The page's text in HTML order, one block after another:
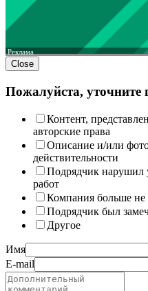
Реклама
Close
Пожалуйста,
Контент,
авторские права
Описание и/или
действительности
Подрядчик нарушил
работ
Компания больше не
Подрядчик был
Другое
Имя
E-mail